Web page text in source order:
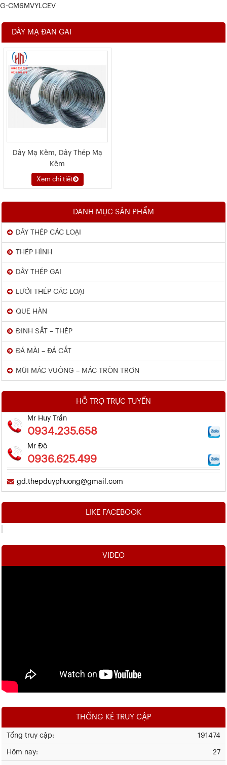
G-CM6MVYLCEV
DÂY MẠ ĐAN GAI
Dây Mạ Kẽm, Dây Thép Mạ
Kẽm
Xem chi tiết
DANH MỤC SẢN PHẨM
DÂY THÉP CÁC LOẠI
THÉP HÌNH
DÂY THÉP GAI
LƯỚI THÉP CÁC LOẠI
QUE HÀN
ĐINH SẮT – THÉP
ĐÁ MÀI – ĐÁ CẮT
MŨI MÁC VUÔNG – MÁC TRÒN TRƠN
HỖ TRỢ TRỰC TUYẾN
Mr Huy Trần
0934.235.658
Mr Đô
0936.625.499
gd.thepduyphuong@gmail.com
LIKE FACEBOOK
VIDEO
THỐNG KÊ TRUY CẬP
191474
Tổng truy cập:
27
Hôm nay: